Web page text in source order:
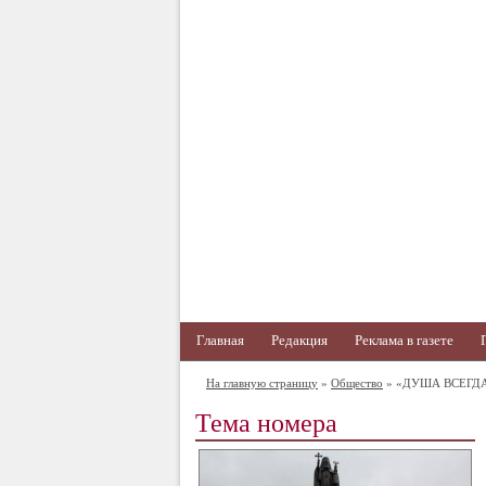
Главная Редакция Реклама в газете
На главную страницу » Общество » «ДУША
Тема номера